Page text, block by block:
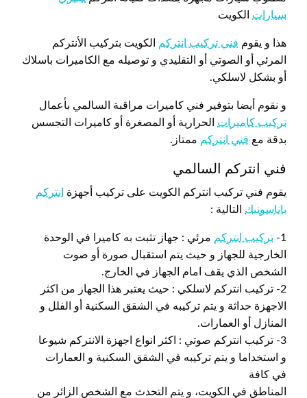
سيارات الكويت
هذا و يقوم فني تركيب انتركم
الكويت بتركيب الأنتركم
المرئي أو الصوتي أو التقليدي و توصيله مع الكاميرات باسلاك
أو بشكل لاسلكي.
و نقوم أيضا بتوفير فني كاميرات مراقبة السالمي بأعمال
تركيب كاميرات الحرارية أو المصغرة أو كاميرات التجسس
بدقة مع فني انتركم ممتاز.
فني انتركم السالمي
يقوم فني تركيب انتركم الكويت على تركيب أجهزة
انتركم
باناسونيك التالية :
1- تركيب انتركم مرئي : جهاز تثبت به كاميرا في الوحدة
الخارجية للجهاز و حيث يتم استقبال صورة أو صوت
الشخص الذي يقف امام الجهاز في الخارج.
2- تركيب انتركم لاسلكي : حيث يعتبر هذا الجهاز من اكثر
الاجهزة حداثة و يتم تركيبه في الشقق السكنية أو الفلل و
المنازل أو العمارات.
3- تركيب انتركم صوتي : اكثر انواع اجهزة الانتركم شيوعا
و استخداما و يتم تركيبه في الشقق السكنية و العمارات
في كافة
المناطق في الكويت، و يتم التحدث مع الشخص الزائر من